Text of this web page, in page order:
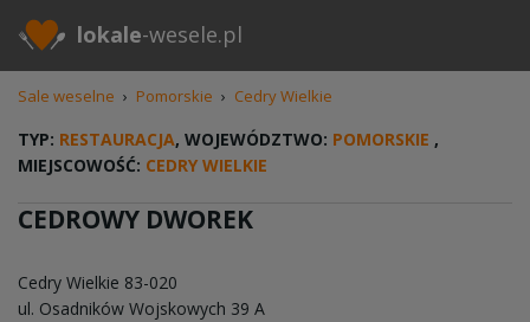
lokale-wesele.pl
Sale weselne › Pomorskie › Cedry Wielkie
TYP: RESTAURACJA, WOJEWÓDZTWO: POMORSKIE ,
MIEJSCOWOŚĆ: CEDRY WIELKIE
CEDROWY DWOREK
Cedry Wielkie 83-020
ul. Osadników Wojskowych 39 A